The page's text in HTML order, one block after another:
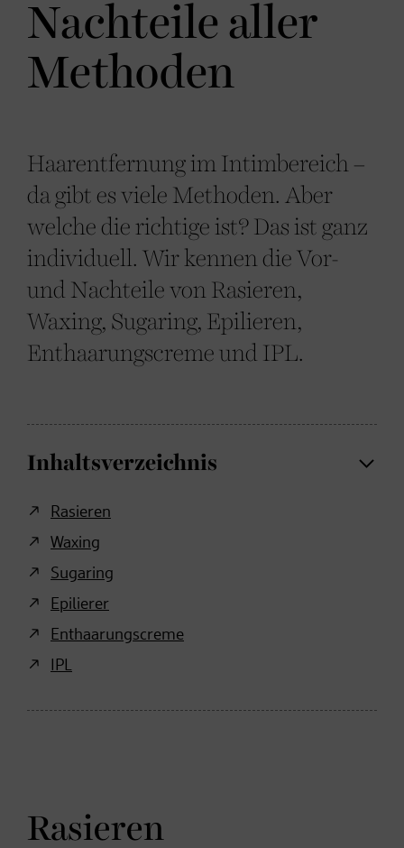
Nachteile aller
Methoden
Haarentfernung im Intimbereich –
da gibt es viele Methoden. Aber
welche die richtige ist? Das ist ganz
individuell. Wir kennen die Vor-
und Nachteile von Rasieren,
Waxing, Sugaring, Epilieren,
Enthaarungscreme und IPL.
Inhaltsverzeichnis
Rasieren
Waxing
Sugaring
Epilierer
Enthaarungscreme
IPL
Rasieren